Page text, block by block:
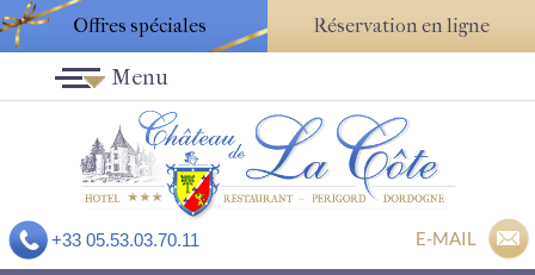
Offres spéciales Réservation en ligne
+33 05.53.03.70.11 E-MAIL
Menu